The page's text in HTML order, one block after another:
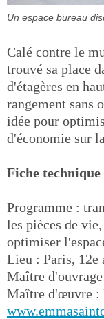
Un espace bureau
Calé contre le
trouvé sa place
d'étagères en
rangement sans
idée pour
d'économie sur
Fiche technique
Programme :
les pièces de
optimiser
Lieu : Paris, 12e
Maître
Maître d'œuvre :